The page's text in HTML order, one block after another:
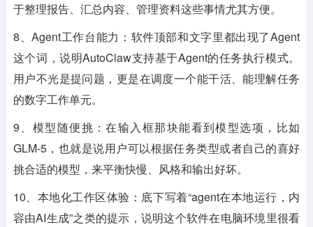
于整理报告、汇总内容、管理资料这些事情尤其方便。
8、Agent工作台能力：软件顶部和文字里都出现了Agent
这个词，说明AutoClaw支持基于Agent的任务执行模式。
用户不光是提问题，更是在调度一个能干活、能理解任务
的数字工作单元。
9、模型随便挑：在输入框那块能看到模型选项，比如
GLM-5，也就是说用户可以根据任务类型或者自己的喜好
挑合适的模型，来平衡快慢、风格和输出好坏。
10、本地化工作区体验：底下写着“agent在本地运行，内
容由AI生成”之类的提示，说明这个软件在电脑环境里很看